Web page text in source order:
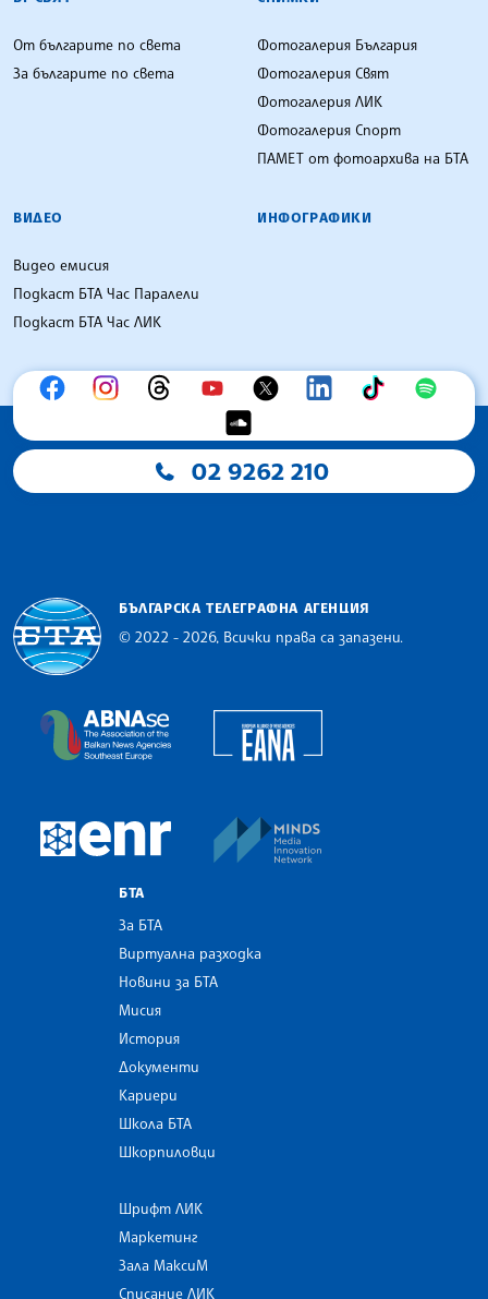
От българите по света
За българите по света
Фотогалерия България
Фотогалерия Свят
Фотогалерия ЛИК
Фотогалерия Спорт
ПАМЕТ от фотоархива на БТА
ВИДЕО
Видео емисия
Подкаст БТА Час Паралели
Подкаст БТА Час ЛИК
ИНФОГРАФИКИ
02 9262 210
БЪЛГАРСКА ТЕЛЕГРАФНА АГЕНЦИЯ
© 2022 - 2026, Всички права са запазени.
The Assocoation of the Balkan News Agencies
European Newsroom
БТА
За БТА
Виртуална разходка
Новини за БТА
Мисия
История
Документи
Кариери
Школа БТА
Шкорпиловци
Шрифт ЛИК
Маркетинг
Зала МаксиМ
Списание ЛИК